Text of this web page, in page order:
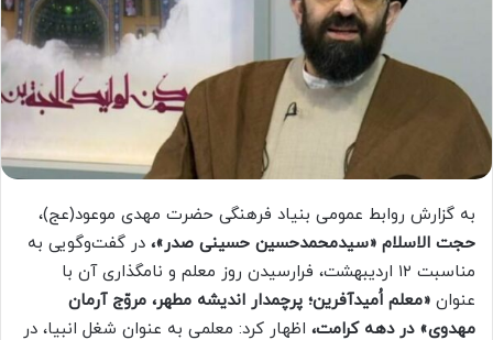
به گزارش روابط عمومی بنیاد فرهنگی حضرت مهدی موعود(عج)،
حجت الاسلام «سیدمحمدحسین حسینی صدر»، در گفت‌وگویی به
مناسبت ۱۲ اردیبهشت، فرارسیدن روز معلم و نامگذاری آن با
عنوان «معلم اُمیدآفرین؛ پرچمدار اندیشه مطهر، مروّج آرمان
مهدوی» در دهه کرامت، اظهار کرد: معلمی به عنوان شغل انبیا، در